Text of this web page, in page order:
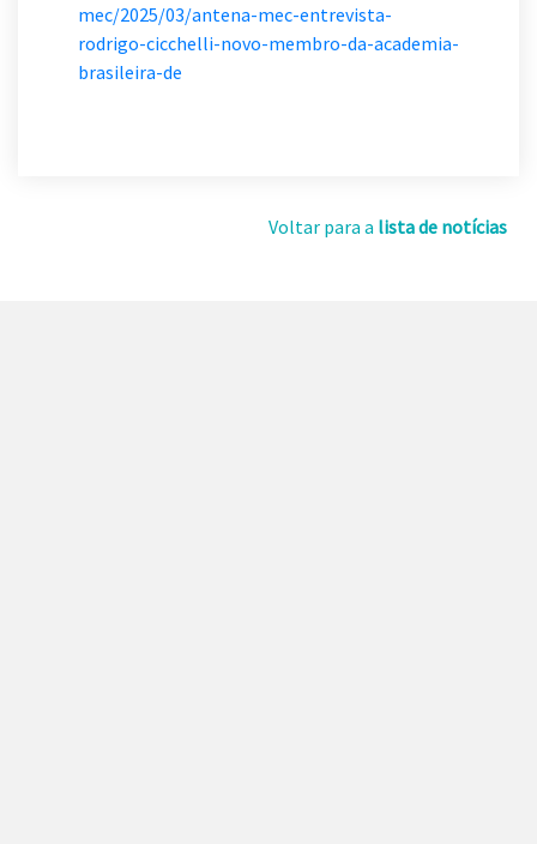
mec/2025/03/antena-mec-entrevista-
rodrigo-cicchelli-novo-membro-da-academia-
brasileira-de
Voltar para a lista de notícias